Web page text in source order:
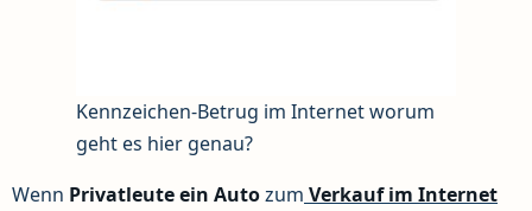
Kennzeichen-Betrug im Internet worum
geht es hier genau?
Wenn Privatleute ein Autozum Verkauf im Internet